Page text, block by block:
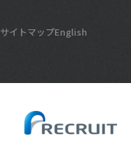
サイトマップEnglish